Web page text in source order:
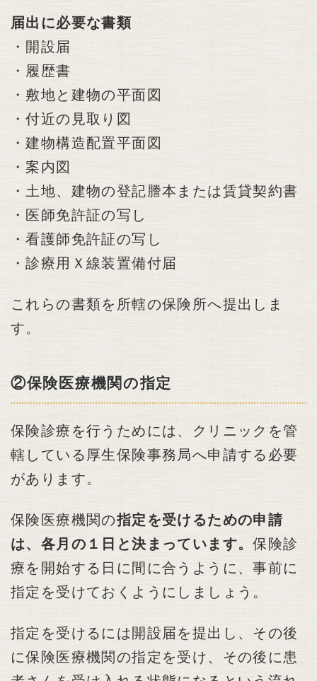
届出に必要な書類
・開設届
・履歴書
・敷地と建物の平面図
・付近の見取り図
・建物構造配置平面図
・案内図
・土地、建物の登記謄本または賃貸契約書
・医師免許証の写し
・看護師免許証の写し
・診療用Ｘ線装置備付届
これらの書類を所轄の保険所へ提出しま
す。
②保険医療機関の指定
保険診療を行うためには、クリニックを管
轄している厚生保険事務局へ申請する必要
があります。
保険医療機関の指定を受けるための申請
は、各月の１日と決まっています。保険診
療を開始する日に間に合うように、事前に
指定を受けておくようにしましょう。
指定を受けるには開設届を提出し、その後
に保険医療機関の指定を受け、その後に患